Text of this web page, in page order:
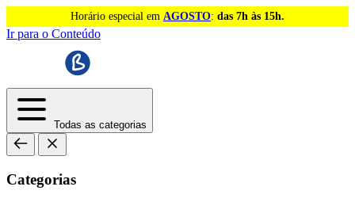
Horário especial em AGOSTO: das 7h às 15h.
Ir para o Conteúdo
Todas as categorias
Categorias